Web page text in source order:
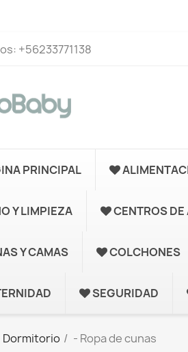
+56233771138
PRINCIPAL
Y LIMPIEZA CENTROS
Y CAMAS COLCHONES
SEGURIDAD
Dormitorio - Ropa de cunas